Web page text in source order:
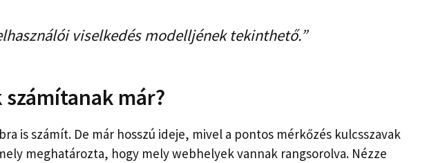
viselkedés modelljének tekinthető.”
számítanak már?
is számít. De már hosszú ideje, mivel a pontos mérkőzés kulcsszavak
meghatározta, hogy mely webhelyek vannak rangsorolva. Nézze